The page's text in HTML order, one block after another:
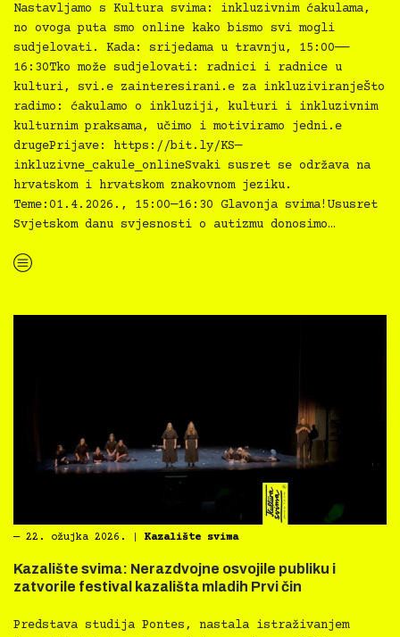
Nastavljamo s Kultura svima: inkluzivnim ćakulama,
no ovoga puta smo online kako bismo svi mogli
sudjelovati. Kada: srijedama u travnju, 15:00——
16:30Tko može sudjelovati: radnici i radnice u
kulturi, svi.e zainteresirani.e za inkluziviranjeŠto
radimo: ćakulamo o inkluziji, kulturi i inkluzivnim
kulturnim praksama, učimo i motiviramo jedni.e
drugePrijave: https://bit.ly/KS—
inkluzivne_cakule_onlineSvaki susret se održava na
hrvatskom i hrvatskom znakovnom jeziku.
Teme:01.4.2026., 15:00—16:30 Glavonja svima!Ususret
Svjetskom danu svjesnosti o autizmu donosimo…
“Kultura svima: inkluzivne ćakule ONLINE — srijede u travnju, 15:00—16:30”
― 22. ožujka 2026. Kazalište svima
Kazalište svima: Nerazdvojne osvojile publiku i
zatvorile festival kazališta mladih Prvi čin
Predstava studija Pontes, nastala istraživanjem